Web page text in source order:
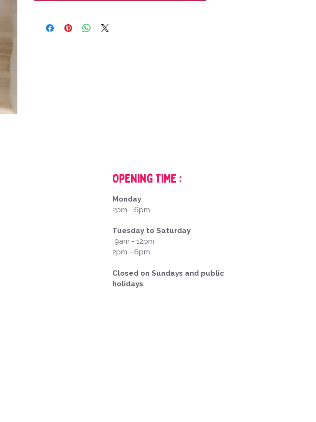
Opening Time :
Monday
2pm - 6pm
Tuesday to Saturday
9am - 12pm
2pm - 6pm
Closed on Sundays and public
holidays